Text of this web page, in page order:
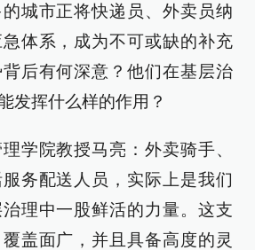
城市正将快递员、外卖员纳
体系，成为不可或缺的补充
后有何深意？他们在基层治
发挥什么样的作用？
学院教授马亮：外卖骑手、
务配送人员，实际上是我们
理中一股鲜活的力量。这支
盖面广，并且具备高度的灵